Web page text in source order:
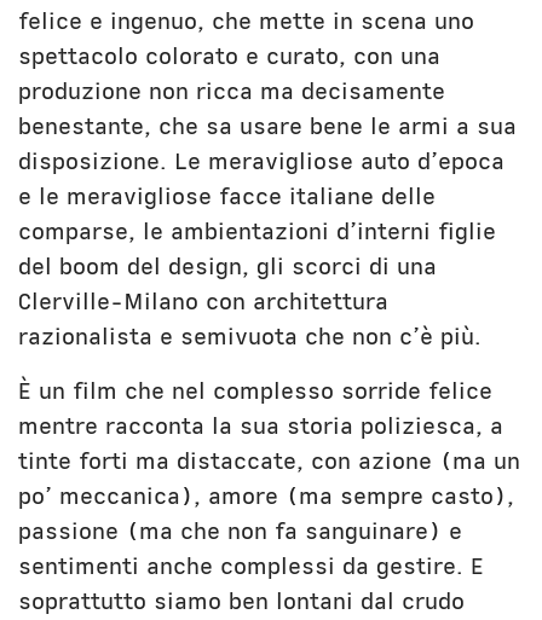
felice e ingenuo, che mette in scena uno
spettacolo colorato e curato, con una
produzione non ricca ma decisamente
benestante, che sa usare bene le armi a sua
disposizione. Le meravigliose auto d’epoca
e le meravigliose facce italiane delle
comparse, le ambientazioni d’interni figlie
del boom del design, gli scorci di una
Clerville-Milano con architettura
razionalista e semivuota che non c’è più.
È un film che nel complesso sorride felice
mentre racconta la sua storia poliziesca, a
tinte forti ma distaccate, con azione (ma un
po’ meccanica), amore (ma sempre casto),
passione (ma che non fa sanguinare) e
sentimenti anche complessi da gestire. E
soprattutto siamo ben lontani dal crudo